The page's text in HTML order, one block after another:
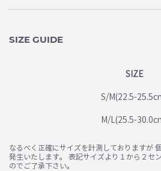
SIZE GUIDE
SIZE
S/M(22.5-
M/L(25.5-
なるべく正確にサイズを計測しておりますが
発生いたします。 表記サイズより１から２セ
のでご了承下さい。